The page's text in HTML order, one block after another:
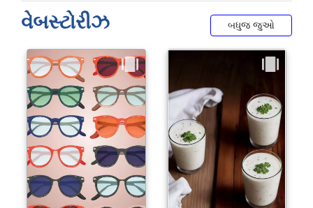
વેબસ્ટોરીઝ બધુજ જુઓ